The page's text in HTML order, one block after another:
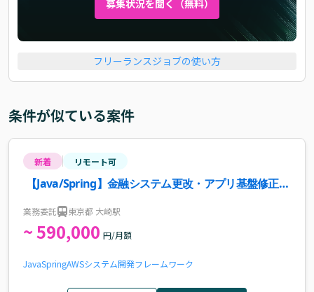
募集状況を聞く（無料）
フリーランスジョブの使い方
条件が似ている案件
新着 リモート可
【Java/Spring】金融システム更改・アプリ基盤修正・
業務委託 東京都 大崎駅
~ 590,000 円/月額
JavaSpringAWSシステム開発フレームワーク